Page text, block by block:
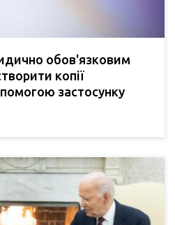
обов'язковим
копії
застосунку